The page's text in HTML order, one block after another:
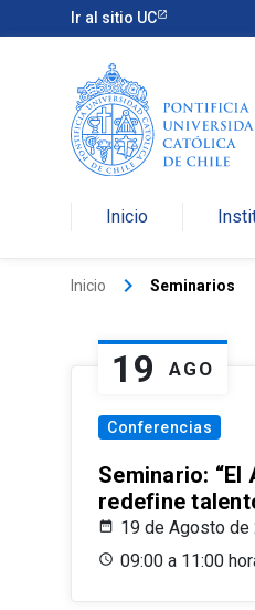
Ir al sitio UC
Inicio
Inicio keyboard_arrow_right Seminarios
19 AGO
Conferencias
Seminario:
redefine
19 de Agosto de
09:00 a 11:00